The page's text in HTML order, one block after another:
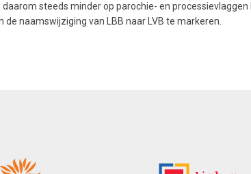
steeds minder op parochie- en
naamswijziging van LBB naar LVB te markeren.